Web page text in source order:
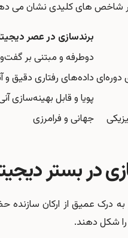
در شاخص های کلیدی نشان می
برندسازی در عصر
دوطرفه و مبتنی بر
داده‌های رفتاری دقیق و
پویا و قابل بهینه‌سازی
جهانی و فرامرزی
در بستر
درک عمیق از ارکان سازنده
را شکل دهند.